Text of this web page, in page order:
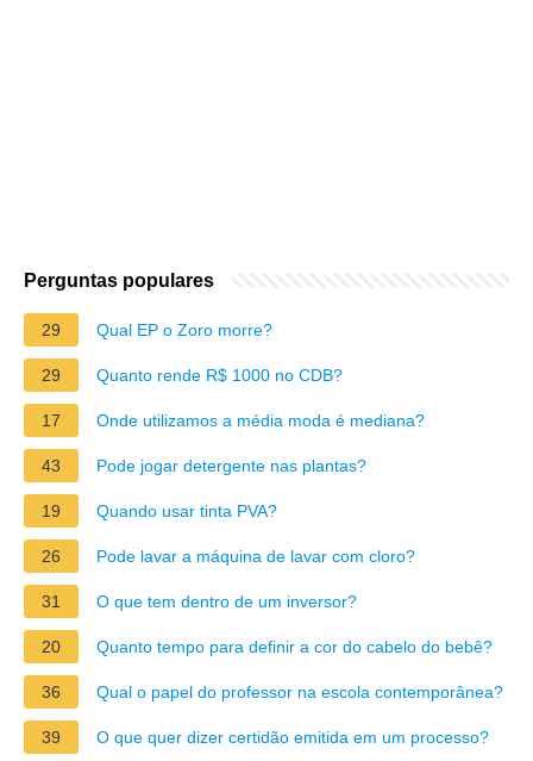
Perguntas populares
29 Qual EP o Zoro morre?
29 Quanto rende R$ 1000 no CDB?
17 Onde utilizamos a média moda é mediana?
43 Pode jogar detergente nas plantas?
19 Quando usar tinta PVA?
26 Pode lavar a máquina de lavar com cloro?
31 O que tem dentro de um inversor?
20 Quanto tempo para definir a cor do cabelo do bebê?
36 Qual o papel do professor na escola contemporânea?
39 O que quer dizer certidão emitida em um processo?